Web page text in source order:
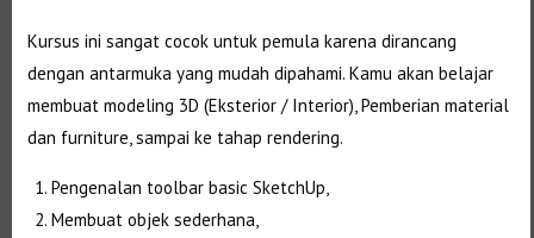
Kursus ini sangat cocok untuk pemula karena dirancang
dengan antarmuka yang mudah dipahami. Kamu akan belajar
membuat modeling 3D (Eksterior / Interior), Pemberian material
dan furniture, sampai ke tahap rendering.
Pengenalan toolbar basic SketchUp,
Membuat objek sederhana,